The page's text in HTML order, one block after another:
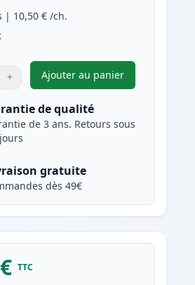
| 10,50 € /ch.
pour ajuster
+ Ajouter au panier
,Canon CLI-581XXL
de qualité
de 3 ans. Retours sous
gratuite
dès 49€
TTC